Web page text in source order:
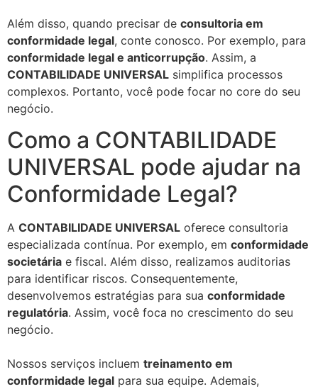
Além disso, quando precisar de consultoria em
conformidade legal, conte conosco. Por exemplo, para
conformidade legal e anticorrupção. Assim, a
CONTABILIDADE UNIVERSAL simplifica processos
complexos. Portanto, você pode focar no core do seu
negócio.
Como a CONTABILIDADE
UNIVERSAL pode ajudar na
Conformidade Legal?
A CONTABILIDADE UNIVERSAL oferece consultoria
especializada contínua. Por exemplo, em conformidade
societária e fiscal. Além disso, realizamos auditorias
para identificar riscos. Consequentemente,
desenvolvemos estratégias para sua conformidade
regulatória. Assim, você foca no crescimento do seu
negócio.
Nossos serviços incluem treinamento em
conformidade legal para sua equipe. Ademais,